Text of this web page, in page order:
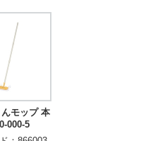
モップ 本
000-5